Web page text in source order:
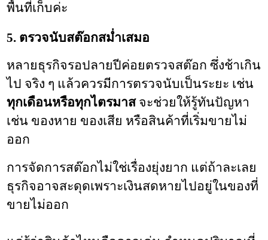
พื้นที่เก็บค่ะ
5. ตรวจนับสต๊อกสม่ำเสมอ
หลายธุรกิจรอปลายปีค่อยตรวจสต๊อก ซึ่งช้าเกิน
ไป
ทุกเดือนหรือทุกไตรมาส จะช่วยให้รู้ทันปัญหา
เช่น ของหาย ของเสีย หรือสินค้าที่เริ่มขายไม่
ออก
การจัดการสต๊อกไม่ใช่เรื่องยุ่งยาก แต่ถ้าละเลย
ธุรกิจอาจสะดุดเพราะเงินสดหายไปอยู่ในของที่
ขายไม่ออก